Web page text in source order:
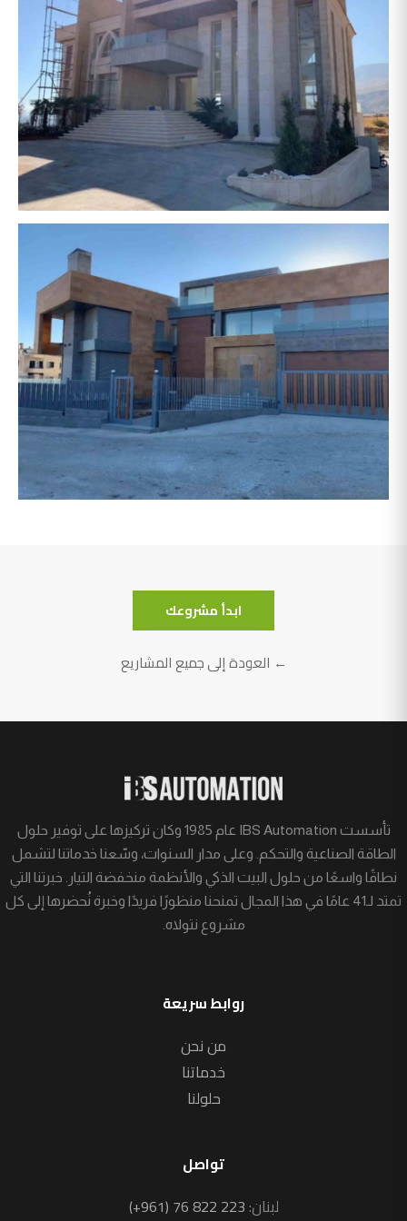
حشيمي
ابدأ مشروعك
← العودة إلى جميع المشاريع
تأسست IBS Automation عام 1985 وكان تركيزها على توفير حلول
الطاقة الصناعية والتحكم. وعلى مدار السنوات، وسّعنا خدماتنا لتشمل
نطاقًا واسعًا من حلول البيت الذكي والأنظمة منخفضة التيار. خبرتنا التي
تمتد لـ41 عامًا في هذا المجال تمنحنا منظورًا فريدًا وخبرة نُحضرها إلى كل
مشروع نتولاه.
روابط سريعة
من نحن
خدماتنا
حلولنا
تواصل
لبنان:(+961) 76 822 223